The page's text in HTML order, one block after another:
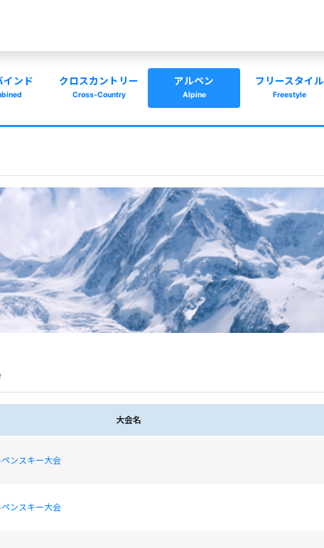
インド クロスカントリー
Cross-Country
アルペン
Alpine
フリースタイル
Freestyle
大会名
ンスキー大会
ンスキー大会